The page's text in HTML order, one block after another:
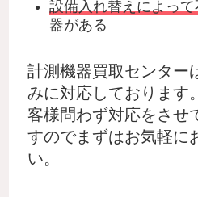
設備入れ替えによって
器がある
計測機器買取センター
みに対応しております
客様問わず対応をさせ
すのでまずはお気軽に
い。